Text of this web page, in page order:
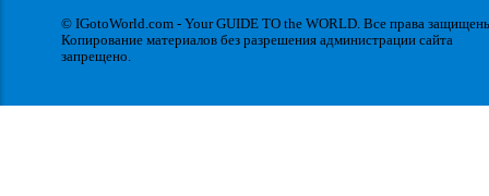
© IGotoWorld.com - Your GUIDE TO the WORLD. Все права
Копирование материалов без разрешения администрации сайта
запрещено.